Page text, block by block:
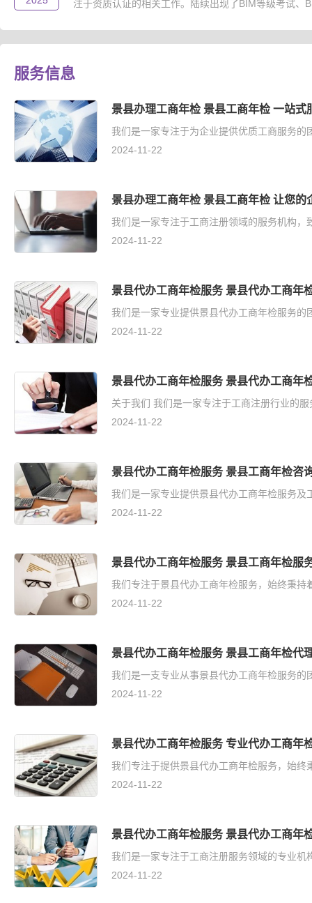
注于资质认证的相关工作。陆续出现了BIM等级考试、
服务信息
景县办理工商年检 景县工商年检 一站式
我们是一家专注于为企业提供优质工商服务
2024-11-22
景县办理工商年检 景县工商年检 让您的
我们是一家专注于工商注册领域的服务机构
2024-11-22
景县代办工商年检服务 景县代办工商年
我们是一家专业提供景县代办工商年检服务
2024-11-22
景县代办工商年检服务 景县代办工商年
关于我们 我们是一家专注于工商注册行业的
2024-11-22
景县代办工商年检服务 景县工商年检咨
我们是一家专业提供景县代办工商年检服务
2024-11-22
景县代办工商年检服务 景县工商年检服
我们专注于景县代办工商年检服务，始终秉持
2024-11-22
景县代办工商年检服务 景县工商年检代
我们是一支专业从事景县代办工商年检服务
2024-11-22
景县代办工商年检服务 专业代办工商年
我们专注于提供景县代办工商年检服务，始终
2024-11-22
景县代办工商年检服务 景县代办工商年
我们是一家专注于工商注册服务领域的专业
2024-11-22